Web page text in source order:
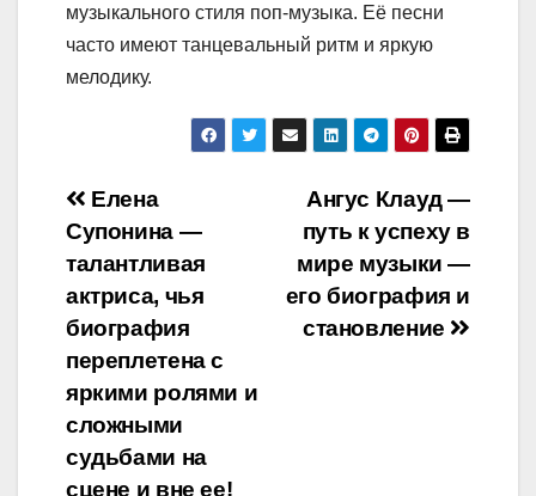
музыкального стиля поп-музыка. Её песни
часто имеют танцевальный ритм и яркую
мелодику.
Навигация
по
записям
Ангус Клауд —
путь к успеху в
мире музыки —
его биография и
становление
Елена
Супонина —
талантливая
актриса, чья
биография
переплетена с
яркими ролями и
сложными
судьбами на
сцене и вне ее!